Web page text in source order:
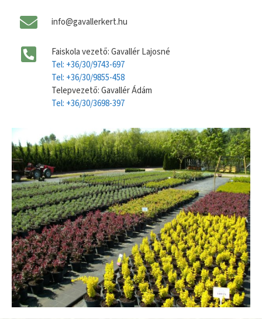
info@gavallerkert.hu
Faiskola vezető: Gavallér Lajosné
Tel: +36/30/9743-697
Tel: +36/30/9855-458
Telepvezető: Gavallér Ádám
Tel: +36/30/3698-397